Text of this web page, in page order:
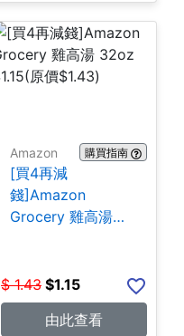
Amazon 購買指南
[買4再減
錢]Amazon
Grocery 雞高湯
$ 1.43 $1.15
由此查看